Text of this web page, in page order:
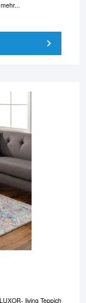
living Teppich